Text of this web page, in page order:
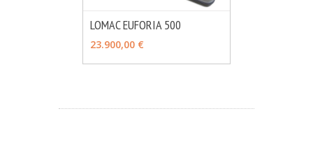
LOMAC EUFORIA 500
23.900,00 €